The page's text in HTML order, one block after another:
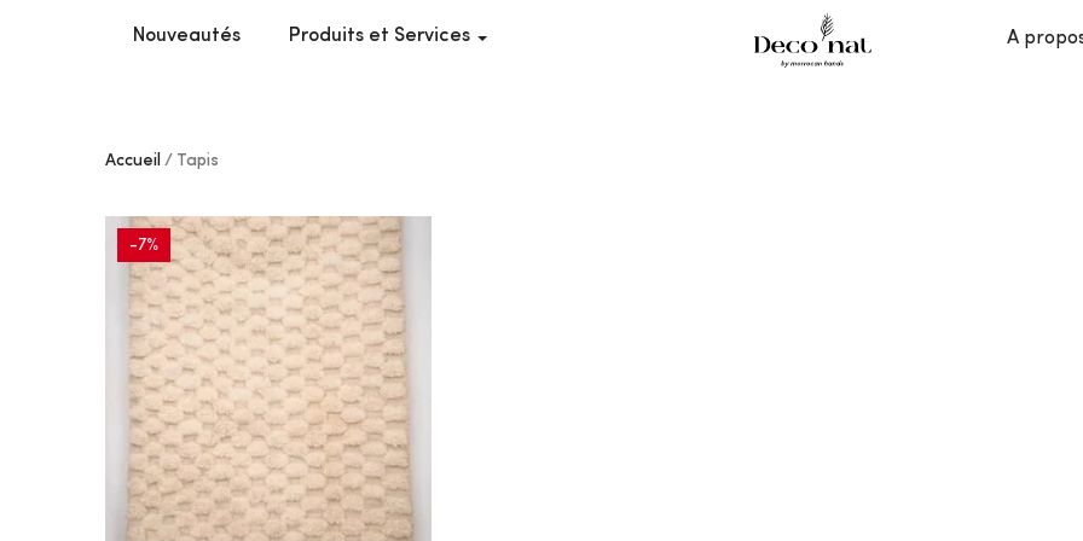
Nouveautés Produits et Services A
Accueil Tapis
-7%
AJOUTER
À MES
COUPS